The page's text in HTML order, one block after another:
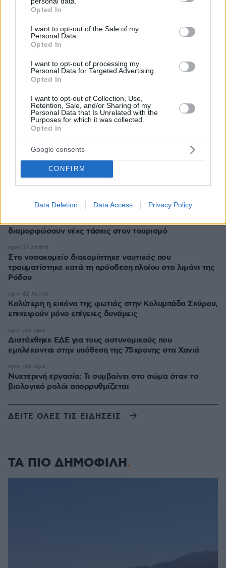
grant or deny consent to Google and its third-party tags to
use your data for below specified purposes in below Google
consent section.
Opted In
I want to opt-out of the Sale of my
Personal Data.
Opted In
I want to opt-out of processing my
Personal Data for Targeted Advertising.
Opted In
I want to opt-out of Collection, Use,
Retention, Sale, and/or Sharing of my
Personal Data that Is Unrelated with the
Purposes for which it was collected.
Opted In
Google consents
CONFIRM
Data Deletion Data Access Privacy Policy
Ειδήσεις
Διακοπές στη Σίκινο
πριν 10 λεπτά
Ο Τραμπ θα απαγορεύσει τη χορήγηση υπηκοότητας στα
παιδιά αλλοδαπών που πηγαίνουν στις ΗΠΑ για να
γεννήσουν
Πώς θα βοηθήσετε τη γάτα σας να συνηθίσει το κλουβί
πριν 23 λεπτά
Κόπωση της Wall Street μετά τα ρεκόρ εν μέσω
αβεβαιότητας για το Ιράν, το πετρέλαιο και τη Fed
πριν 31 λεπτά
Στη ΓΑΔΑ κρατείται η 46χρονη που κατηγορείται για την
πριν 36 λεπτά
3 ταξιδιωτικές συνήθειες της Gen Z που θα
διαμορφώσουν νέες τάσεις στον τουρισμό
Στο νοσοκομείο διακομίστηκε ναυτικός που
τραυματίστηκε κατά τη πρόσδεση πλοίου στο λιμάνι της
Ρόδου
πριν 37 λεπτά
Καλύτερη η εικόνα της φωτιάς στην Κολυμπάδα Σκύρου,
επιχειρούν μόνο επίγειες δυνάμεις
πριν 42 λεπτά
Διατάχθηκε ΕΔΕ για τους αστυνομικούς που
εμπλέκονται στην υπόθεση της 75χρονης στα Χανιά
πριν μία ώρα
Νυχτερινή εργασία: Τι συμβαίνει στο σώμα όταν το
βιολογικό ρολόι απορρυθμίζεται
πριν μία ώρα
ΔΕΙΤΕ ΟΛΕΣ ΤΙΣ ΕΙΔΗΣΕΙΣ
ΤΑ ΠΙΟ ΔΗΜΟΦΙΛΗ